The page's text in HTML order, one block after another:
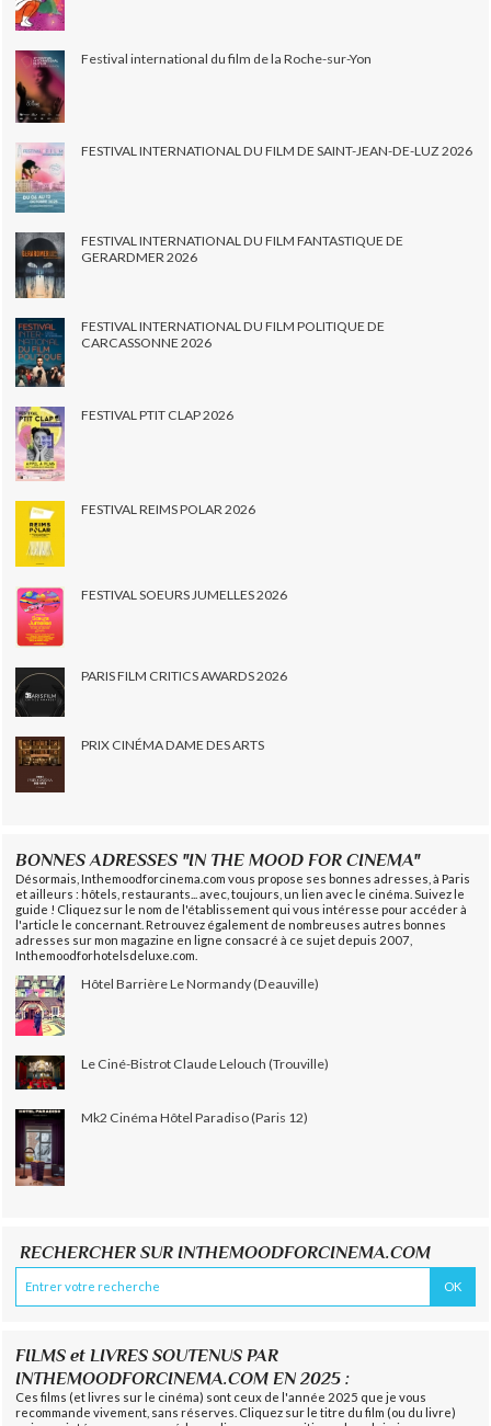
Festival international du film de la Roche-sur-Yon
FESTIVAL INTERNATIONAL DU FILM DE SAINT-JEAN-DE-LUZ 2026
FESTIVAL INTERNATIONAL DU FILM FANTASTIQUE DE
GERARDMER 2026
FESTIVAL INTERNATIONAL DU FILM POLITIQUE DE
CARCASSONNE 2026
FESTIVAL PTIT CLAP 2026
FESTIVAL REIMS POLAR 2026
FESTIVAL SOEURS JUMELLES 2026
PARIS FILM CRITICS AWARDS 2026
PRIX CINÉMA DAME DES ARTS
BONNES ADRESSES "IN THE MOOD FOR CINEMA"
Désormais, Inthemoodforcinema.com vous propose ses bonnes adresses, à Paris
et ailleurs : hôtels, restaurants... avec, toujours, un lien avec le cinéma. Suivez le
guide ! Cliquez sur le nom de l'établissement qui vous intéresse pour accéder à
l'article le concernant. Retrouvez également de nombreuses autres bonnes
adresses sur mon magazine en ligne consacré à ce sujet depuis 2007,
Inthemoodforhotelsdeluxe.com.
Hôtel Barrière Le Normandy (Deauville)
Le Ciné-Bistrot Claude Lelouch (Trouville)
Mk2 Cinéma Hôtel Paradiso (Paris 12)
RECHERCHER SUR INTHEMOODFORCINEMA.COM
FILMS et LIVRES SOUTENUS PAR
INTHEMOODFORCINEMA.COM EN 2025 :
Ces films (et livres sur le cinéma) sont ceux de l'année 2025 que je vous
recommande vivement, sans réserves. Cliquez sur le titre du film (ou du livre)